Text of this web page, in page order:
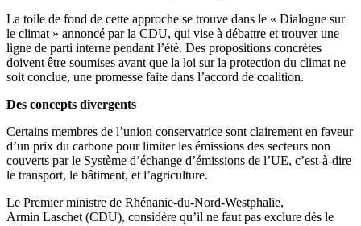
La toile de fond de cette approche se trouve dans le « Dialogue sur
le climat » annoncé par la CDU, qui vise à débattre et trouver une
ligne de parti interne pendant l’été. Des propositions concrètes
doivent être soumises avant que la loi sur la protection du climat ne
soit conclue, une promesse faite dans l’accord de coalition.
Des concepts divergents
Certains membres de l’union conservatrice sont clairement en faveur
d’un prix du carbone pour limiter les émissions des secteurs non
couverts par le Système d’échange d’émissions de l’UE, c’est-à-dire
le transport, le bâtiment, et l’agriculture.
Le Premier ministre de Rhénanie-du-Nord-Westphalie,
Armin Laschet (CDU), considère qu’il ne faut pas exclure dès le